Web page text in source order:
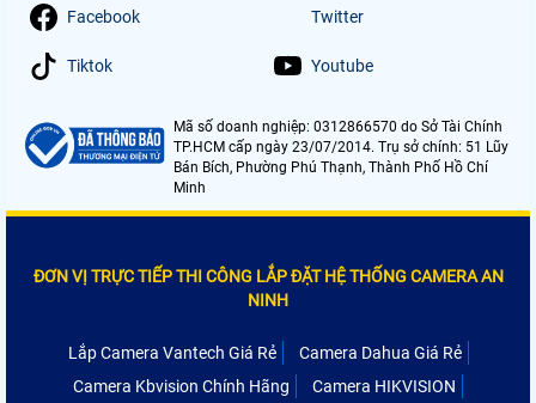
Facebook Twitter
Tiktok Youtube
Mã số doanh nghiệp: 0312866570 do Sở Tài Chính
TP.HCM cấp ngày 23/07/2014. Trụ sở chính: 51 Lũy
Bán Bích, Phường Phú Thạnh, Thành Phố Hồ Chí
Minh
ĐƠN VỊ TRỰC TIẾP THI CÔNG LẮP ĐẶT HỆ THỐNG CAMERA AN
NINH
Lắp Camera Vantech Giá Rẻ
Camera Dahua Giá Rẻ
Camera Kbvision Chính Hãng
Camera HIKVISION